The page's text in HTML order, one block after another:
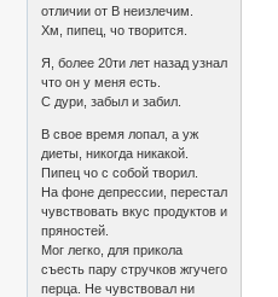
отличии от В неизлечим.
Хм, пипец, чо творится.
Я, более 20ти лет назад узнал
что он у меня есть.
С дури, забыл и забил.
В свое время лопал, а уж
диеты, никогда никакой.
Пипец чо с собой творил.
На фоне депрессии, перестал
чувствовать вкус продуктов и
пряностей.
Мог легко, для прикола
съесть пару стручков жгучего
перца. Не чувствовал ни